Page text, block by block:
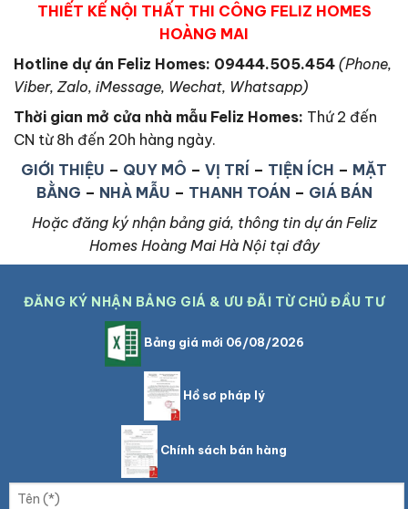
THIẾT KẾ NỘI THẤT THI CÔNG FELIZ HOMES
HOÀNG MAI
Hotline dự án Feliz Homes: 09444.505.454 (Phone,
Viber, Zalo, iMessage, Wechat, Whatsapp)
Thời gian mở cửa nhà mẫu Feliz Homes: Thứ 2 đến
CN từ 8h đến 20h hàng ngày.
GIỚI THIỆU – QUY MÔ – VỊ TRÍ – TIỆN ÍCH – MẶT
BẰNG – NHÀ MẪU – THANH TOÁN – GIÁ BÁN
Hoặc đăng ký nhận bảng giá, thông tin dự án Feliz
Homes Hoàng Mai Hà Nội tại đây
ĐĂNG KÝ NHẬN BẢNG GIÁ & ƯU ĐÃI TỪ CHỦ ĐẦU TƯ
Bảng giá mới 06/08/2026
Hồ sơ pháp lý
Chính sách bán hàng